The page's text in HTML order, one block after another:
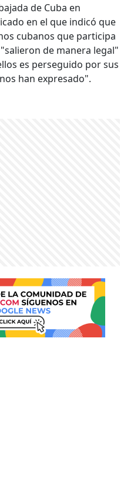
de Cuba en
en el que indicó que
cubanos que participa
de manera legal"
es perseguido por sus
han expresado".